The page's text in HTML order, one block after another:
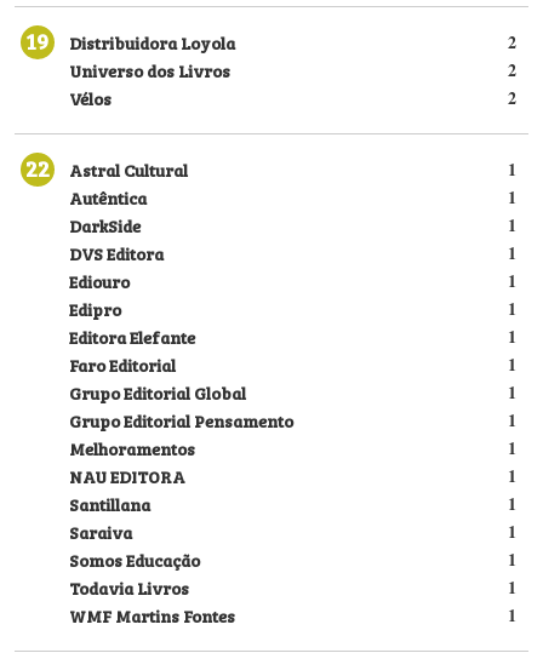
19 2
Distribuidora Loyola
2
Universo dos Livros
2
Vélos
22 1
Astral Cultural
1
Autêntica
1
DarkSide
1
DVS Editora
1
Ediouro
1
Edipro
1
Editora Elefante
1
Faro Editorial
1
Grupo Editorial Global
1
Grupo Editorial Pensamento
1
Melhoramentos
1
NAU EDITORA
1
Santillana
1
Saraiva
1
Somos Educação
1
Todavia Livros
1
WMF Martins Fontes